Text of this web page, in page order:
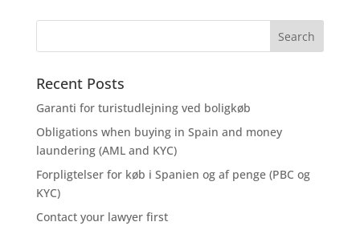
Recent Posts
Garanti for turistudlejning ved boligkøb
Obligations when buying in Spain and money
laundering (AML and KYC)
Forpligtelser for køb i Spanien og af penge (PBC og
KYC)
Contact your lawyer first